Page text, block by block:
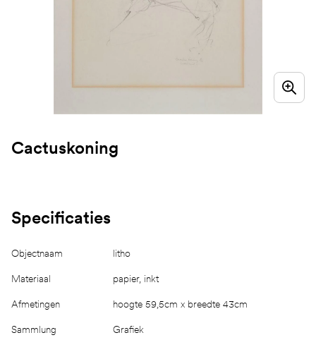
Cactuskoning
Specificaties
Objectnaam litho
Materiaal papier, inkt
Afmetingen hoogte 59,5cm x breedte 43cm
Sammlung Grafiek